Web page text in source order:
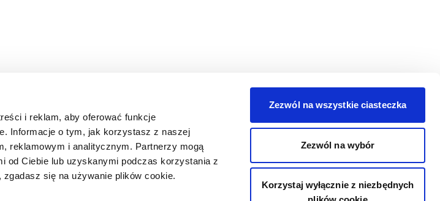
i reklam, aby oferować funkcje
Informacje o tym, jak korzystasz z naszej
reklamowym i analitycznym. Partnerzy mogą
od Ciebie lub uzyskanymi podczas korzystania z
się na używanie plików cookie.
Zezwól na wszystkie ciasteczka
Zezwól na wybór
Korzystaj wyłącznie z niezbędnych